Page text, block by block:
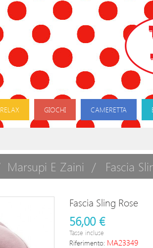
RELAX GIOCHI CAMERETTA
Marsupi E Zaini Fascia
Fascia Sling Rose
56,00 €
Tasse incluse
Riferimento: MA23349